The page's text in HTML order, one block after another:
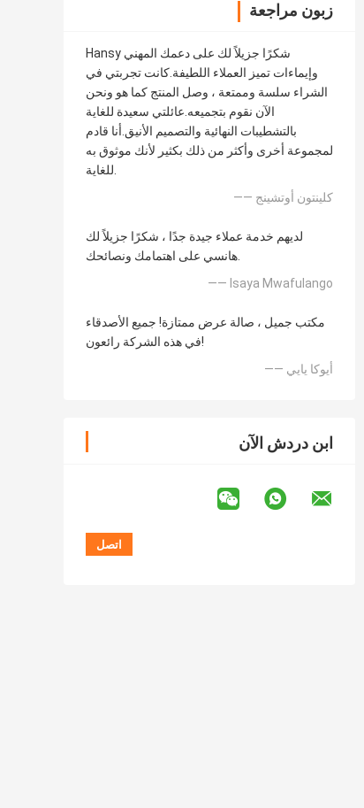
زبون مراجعة
Hansy شكرًا جزيلاً لك على دعمك المهني
وإيماءات تميز العملاء اللطيفة.كانت تجربتي في
الشراء سلسة وممتعة ، وصل المنتج كما هو ونحن
الآن نقوم بتجميعه.عائلتي سعيدة للغاية
بالتشطيبات النهائية والتصميم الأنيق.أنا قادم
لمجموعة أخرى وأكثر من ذلك بكثير لأنك موثوق به
للغاية.
—— كلينتون أوتشينج
لديهم خدمة عملاء جيدة جدًا ، شكرًا جزيلاً لك
هانسي على اهتمامك ونصائحك.
—— Isaya Mwafulango
مكتب جميل ، صالة عرض ممتازة! جميع الأصدقاء
في هذه الشركة رائعون!
—— أيوكا يايي
ابن دردش الآن